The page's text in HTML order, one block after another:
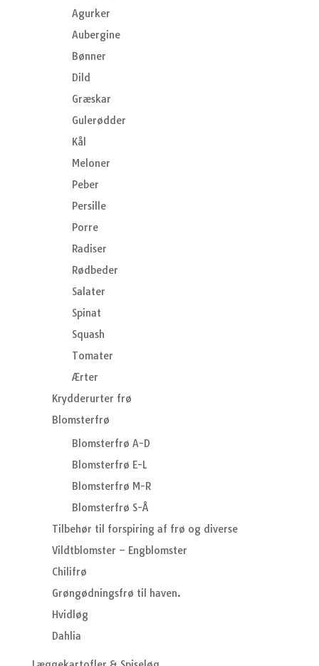
Agurker
Aubergine
Bønner
Dild
Græskar
Gulerødder
Kål
Meloner
Peber
Persille
Porre
Radiser
Rødbeder
Salater
Spinat
Squash
Tomater
Ærter
Krydderurter frø
Blomsterfrø
Blomsterfrø A-D
Blomsterfrø E-L
Blomsterfrø M-R
Blomsterfrø S-Å
Tilbehør til forspiring af frø og diverse
Vildtblomster – Engblomster
Chilifrø
Grøngødningsfrø til haven.
Hvidløg
Dahlia